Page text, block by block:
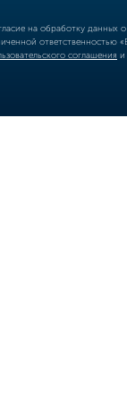
на обработку
соглашения и